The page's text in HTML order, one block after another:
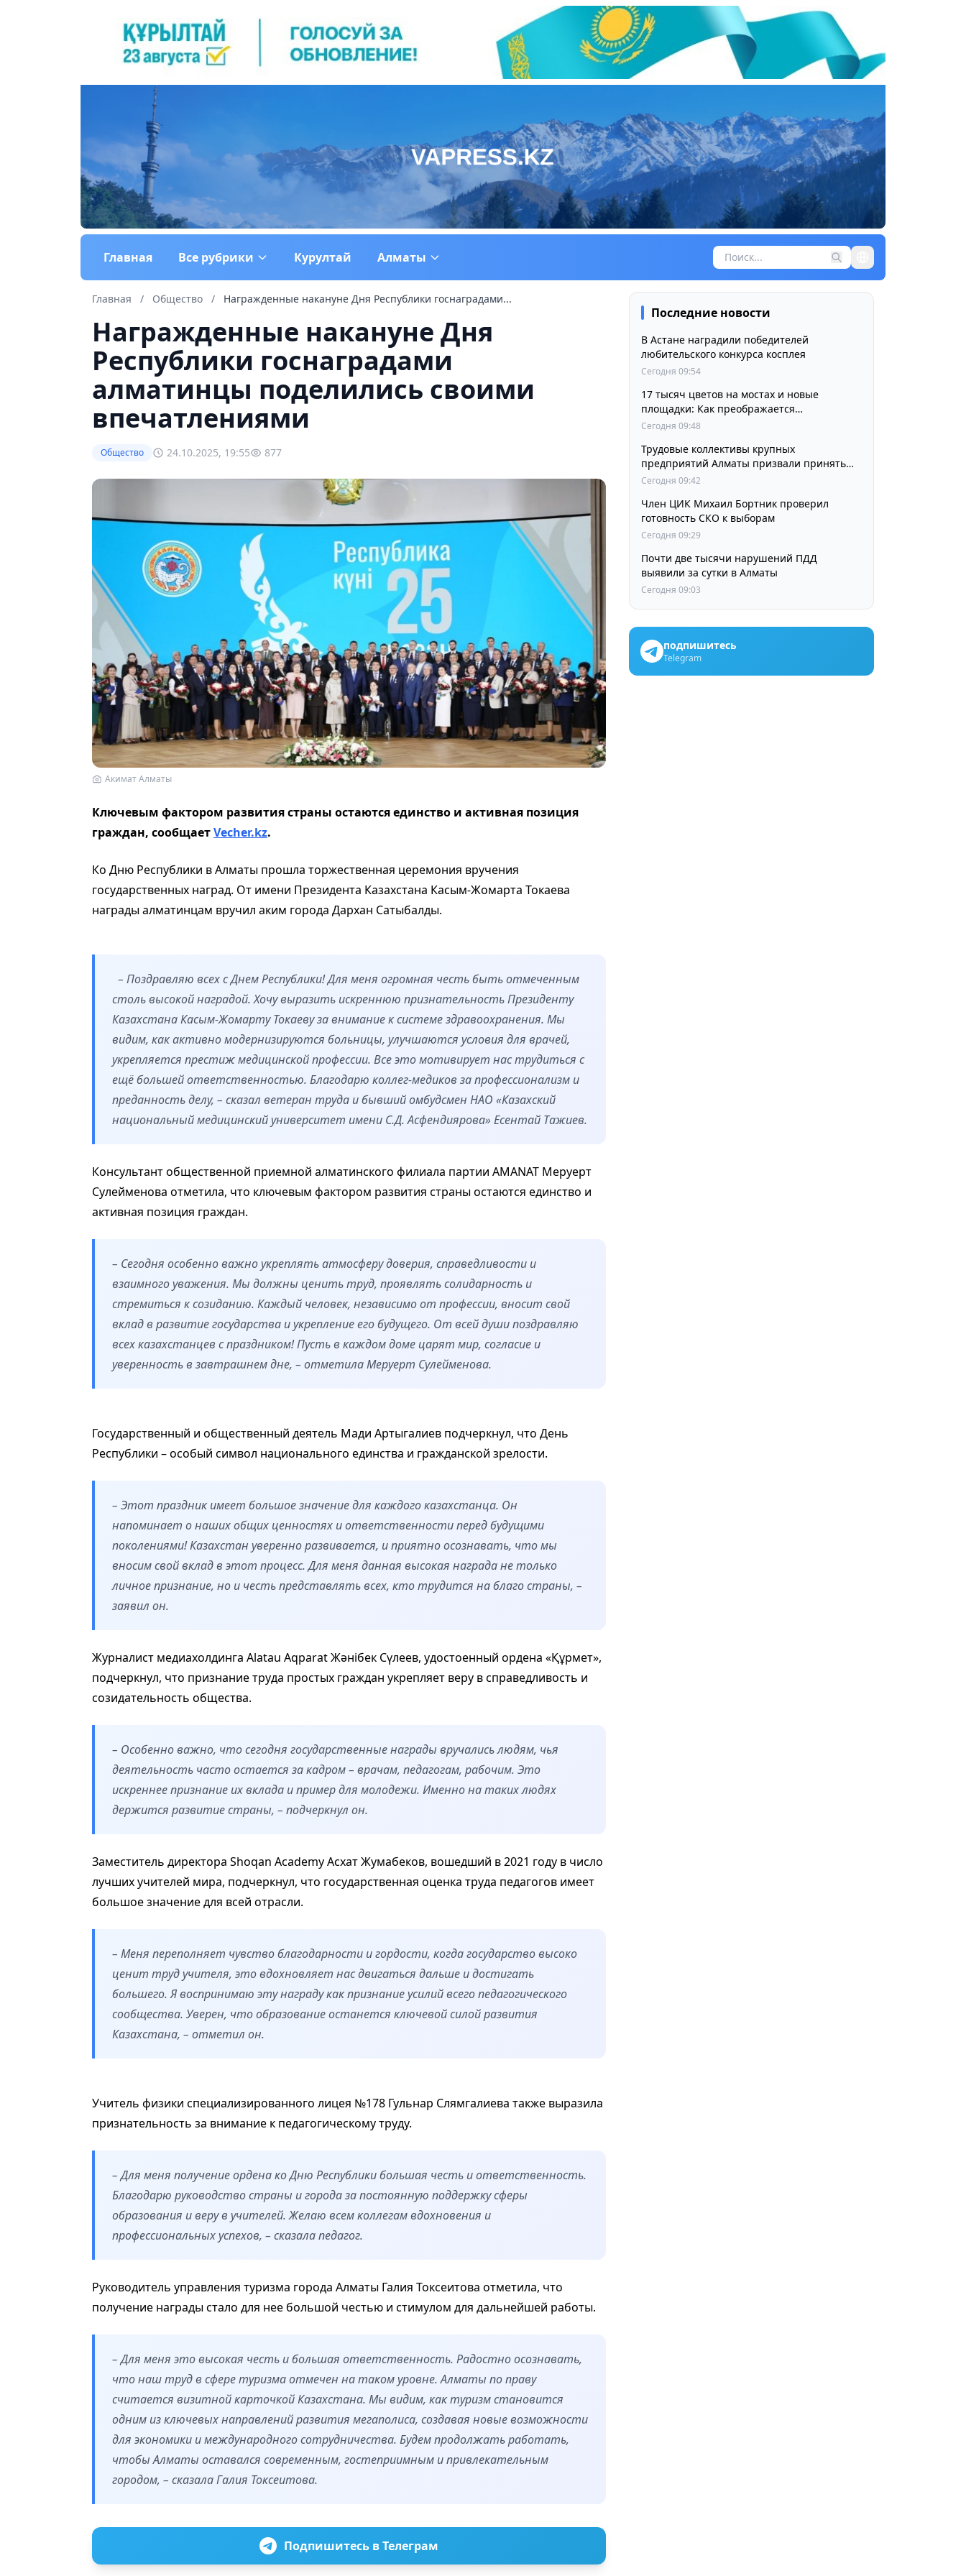
Главная Все рубрики Курултай Алматы
Главная / Общество / Награжденные накануне Дня Республики госнаградами...
Награжденные накануне Дня
Республики госнаградами
алматинцы поделились своими
впечатлениями
Общество 24.10.2025, 19:55 877
Акимат Алматы
Ключевым фактором развития страны остаются единство и активная позиция
граждан, сообщаетVecher.kz.
Ко Дню Республики в Алматы прошла торжественная церемония вручения
государственных наград. От имени Президента Казахстана Касым-Жомарта Токаева
награды алматинцам вручил аким города Дархан Сатыбалды.
– Поздравляю всех с Днем Республики! Для меня огромная честь быть отмеченным
столь высокой наградой. Хочу выразить искреннюю признательность Президенту
Казахстана Касым-Жомарту Токаеву за внимание к системе здравоохранения. Мы
видим, как активно модернизируются больницы, улучшаются условия для врачей,
укрепляется престиж медицинской профессии. Все это мотивирует нас трудиться с
ещё большей ответственностью. Благодарю коллег-медиков за профессионализм и
преданность делу, – сказал ветеран труда и бывший омбудсмен НАО «Казахский
национальный медицинский университет имени С.Д. Асфендиярова» Есентай Тажиев.
Консультант общественной приемной алматинского филиала партии AMANAT Меруерт
Сулейменова отметила, что ключевым фактором развития страны остаются единство и
активная позиция граждан.
– Сегодня особенно важно укреплять атмосферу доверия, справедливости и
взаимного уважения. Мы должны ценить труд, проявлять солидарность и
стремиться к созиданию. Каждый человек, независимо от профессии, вносит свой
вклад в развитие государства и укрепление его будущего. От всей души поздравляю
всех казахстанцев с праздником! Пусть в каждом доме царят мир, согласие и
уверенность в завтрашнем дне, – отметила Меруерт Сулейменова.
Государственный и общественный деятель Мади Артыгалиев подчеркнул, что День
Республики – особый символ национального единства и гражданской зрелости.
– Этот праздник имеет большое значение для каждого казахстанца. Он
напоминает о наших общих ценностях и ответственности перед будущими
поколениями! Казахстан уверенно развивается, и приятно осознавать, что мы
вносим свой вклад в этот процесс. Для меня данная высокая награда не только
личное признание, но и честь представлять всех, кто трудится на благо страны, –
заявил он.
Журналист медиахолдинга Alatau Aqparat Жәнібек Сүлеев, удостоенный ордена «Құрмет»,
подчеркнул, что признание труда простых граждан укрепляет веру в справедливость и
созидательность общества.
– Особенно важно, что сегодня государственные награды вручались людям, чья
деятельность часто остается за кадром – врачам, педагогам, рабочим. Это
искреннее признание их вклада и пример для молодежи. Именно на таких людях
держится развитие страны, – подчеркнул он.
Заместитель директора Shoqan Academy Асхат Жумабеков, вошедший в 2021 году в число
лучших учителей мира, подчеркнул, что государственная оценка труда педагогов имеет
большое значение для всей отрасли.
– Меня переполняет чувство благодарности и гордости, когда государство высоко
ценит труд учителя, это вдохновляет нас двигаться дальше и достигать
большего. Я воспринимаю эту награду как признание усилий всего педагогического
сообщества. Уверен, что образование останется ключевой силой развития
Казахстана, – отметил он.
Учитель физики специализированного лицея №178 Гульнар Слямгалиева также выразила
признательность за внимание к педагогическому труду.
– Для меня получение ордена ко Дню Республики большая честь и ответственность.
Благодарю руководство страны и города за постоянную поддержку сферы
образования и веру в учителей. Желаю всем коллегам вдохновения и
профессиональных успехов, – сказала педагог.
Руководитель управления туризма города Алматы Галия Токсеитова отметила, что
получение награды стало для нее большой честью и стимулом для дальнейшей работы.
– Для меня это высокая честь и большая ответственность. Радостно осознавать,
что наш труд в сфере туризма отмечен на таком уровне. Алматы по праву
считается визитной карточкой Казахстана. Мы видим, как туризм становится
одним из ключевых направлений развития мегаполиса, создавая новые возможности
для экономики и международного сотрудничества. Будем продолжать работать,
чтобы Алматы оставался современным, гостеприимным и привлекательным
городом, – сказала Галия Токсеитова.
Подпишитесь в Телеграм
Последние новости
В Астане наградили победителей
любительского конкурса косплея
Сегодня 09:54
17 тысяч цветов на мостах и новые
площадки: Как преображается
Наурызбайский район
Сегодня 09:48
Трудовые коллективы крупных
предприятий Алматы призвали принять
участие в выборах членов Курултая
Сегодня 09:42
Член ЦИК Михаил Бортник проверил
готовность СКО к выборам
Сегодня 09:29
Почти две тысячи нарушений ПДД
выявили за сутки в Алматы
Сегодня 09:03
подпишитесь
Telegram